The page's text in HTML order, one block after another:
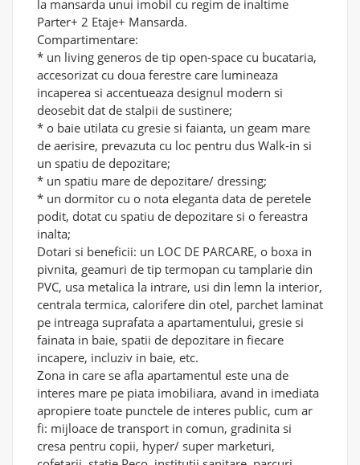
la mansarda unui imobil cu regim de inaltime
Parter+ 2 Etaje+ Mansarda.
Compartimentare:
* un living generos de tip open-space cu bucataria,
accesorizat cu doua ferestre care lumineaza
incaperea si accentueaza designul modern si
deosebit dat de stalpii de sustinere;
* o baie utilata cu gresie si faianta, un geam mare
de aerisire, prevazuta cu loc pentru dus Walk-in si
un spatiu de depozitare;
* un spatiu mare de depozitare/ dressing;
* un dormitor cu o nota eleganta data de peretele
podit, dotat cu spatiu de depozitare si o fereastra
inalta;
Dotari si beneficii: un LOC DE PARCARE, o boxa in
pivnita, geamuri de tip termopan cu tamplarie din
PVC, usa metalica la intrare, usi din lemn la interior,
centrala termica, calorifere din otel, parchet laminat
pe intreaga suprafata a apartamentului, gresie si
fainata in baie, spatii de depozitare in fiecare
incapere, incluziv in baie, etc.
Zona in care se afla apartamentul este una de
interes mare pe piata imobiliara, avand in imediata
apropiere toate punctele de interes public, cum ar
fi: mijloace de transport in comun, gradinita si
cresa pentru copii, hyper/ super marketuri,